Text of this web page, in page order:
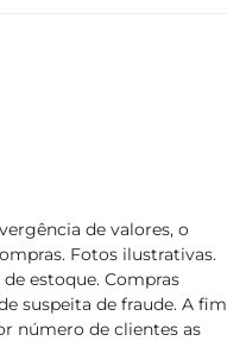
de valores, o
Fotos ilustrativas.
estoque. Compras
suspeita de fraude. A fim
número de clientes as